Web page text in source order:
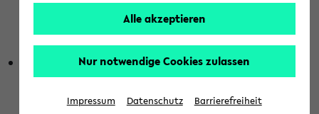
wurden. Die Anzeige ist semesterübergreifend und nicht
abhängig vom im eKVV gewählten Semester.
Die hier gezeigte Liste von Raumänderungen kann nur
vollständig sein, wenn den Fakultäten von den Lehrenden
die Änderungen zeitnah mitgeteilt und diese Änderungen
Alle akzeptieren
Nur notwendige Cookies zulassen
Impressum Datenschutz Barrierefreiheit